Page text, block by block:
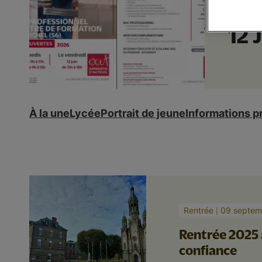
12
À la uneLycéePortrait de jeuneInformations
Rentrée 09
Rentrée
confiance